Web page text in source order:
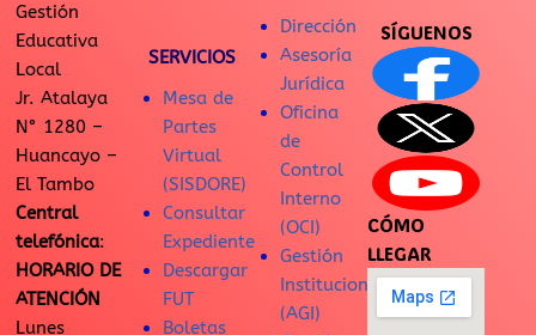
Gestión
Educativa
Local
Jr. Atalaya
N° 1280 –
Huancayo –
El Tambo
Central
telefónica:
HORARIO DE
ATENCIÓN
Lunes
SERVICIOS
Mesa de
Partes
Virtual
(SISDORE)
Consultar
Expediente
Descargar
FUT
Boletas
Dirección
Asesoría
Jurídica
Oficina
de
Control
Interno
(OCI)
Gestión
Institucional
(AGI)
SÍGUENOS
CÓMO
LLEGAR